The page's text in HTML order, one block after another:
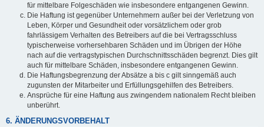
für mittelbare Folgeschäden wie insbesondere entgangenen Gewinn.
Die Haftung ist gegenüber Unternehmern außer bei der Verletzung von
Leben, Körper und Gesundheit oder vorsätzlichem oder grob
fahrlässigem Verhalten des Betreibers auf die bei Vertragsschluss
typischerweise vorhersehbaren Schäden und im Übrigen der Höhe
nach auf die vertragstypischen Durchschnittsschäden begrenzt. Dies gilt
auch für mittelbare Schäden, insbesondere entgangenen Gewinn.
Die Haftungsbegrenzung der Absätze a bis c gilt sinngemäß auch
zugunsten der Mitarbeiter und Erfüllungsgehilfen des Betreibers.
Ansprüche für eine Haftung aus zwingendem nationalem Recht bleiben
unberührt.
6. ÄNDERUNGSVORBEHALT